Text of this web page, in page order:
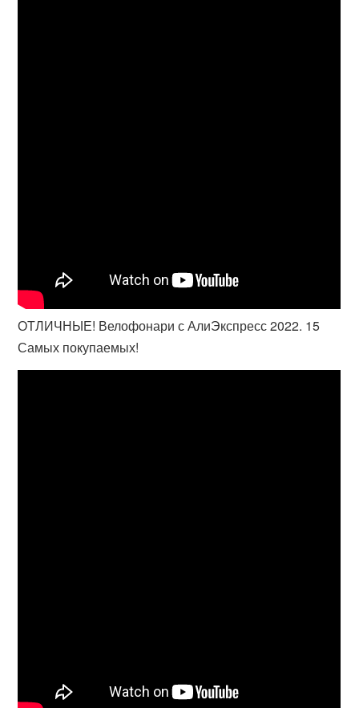
ОТЛИЧНЫЕ! Велофонари с АлиЭкспресс 2022. 15
Самых покупаемых!